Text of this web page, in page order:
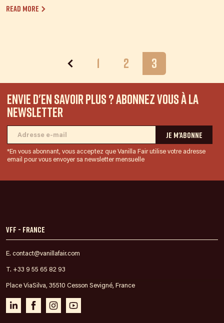
Read more
1 2 3
Envie d'en savoir plus ? Abonnez vous à la
newsletter
*En vous abonnant, vous acceptez que Vanilla Fair utilise votre adresse
email pour vous envoyer sa newsletter mensuelle
VFF - France
E. contact@vanillafair.com
T. +33 9 55 65 82 93
Place ViaSilva, 35510 Cesson Sevigné, France